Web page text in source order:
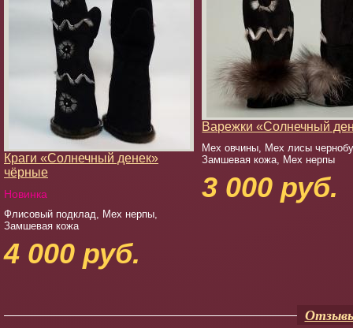
Краги «Солнечный денек»
чёрные
Новинка
Флисовый подклад, Мех нерпы,
Замшевая кожа
4 000 руб.
Варежки «Солнечный
Мех овчины, Мех лисы
Замшевая кожа, Мех нерпы
3 000 руб.